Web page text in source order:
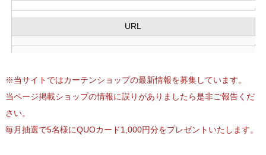
URL
※当サイトではカーテンショップの最新情報を募集しています。
当ページ掲載ショップの情報に誤りがありましたら是非ご報告くだ
さい。
毎月抽選で5名様にQUOカード1,000円分をプレゼントいたします。